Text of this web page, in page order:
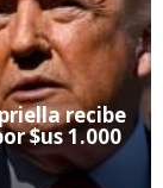
recibe
$us 1.000